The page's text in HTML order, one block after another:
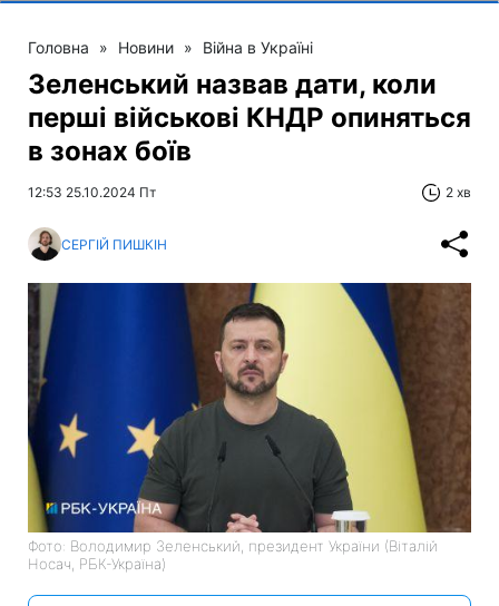
Головна » Новини » Війна в Україні
Зеленський назвав дати, коли
перші військові КНДР опиняться
в зонах боїв
12:53 25.10.2024 Пт 2 хв
СЕРГІЙ ПИШКІН
Фото: Володимир Зеленський, президент України (Віталій
Носач, РБК-Україна)